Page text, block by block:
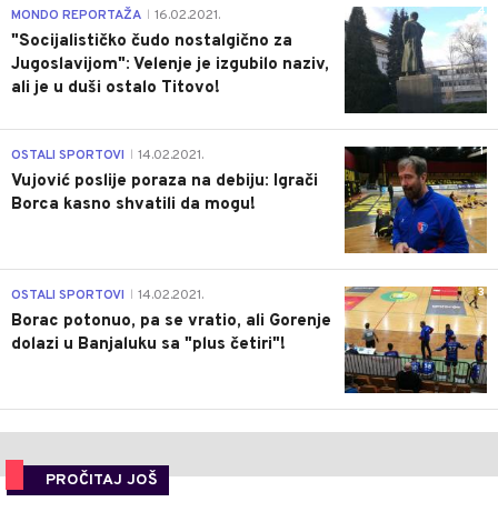
4
MONDO REPORTAŽA 16.02.2021.
"Socijalističko čudo nostalgično za
Jugoslavijom": Velenje je izgubilo naziv,
ali je u duši ostalo Titovo!
1
OSTALI SPORTOVI 14.02.2021.
Vujović poslije poraza na debiju: Igrači
Borca kasno shvatili da mogu!
3
OSTALI SPORTOVI 14.02.2021.
Borac potonuo, pa se vratio, ali Gorenje
dolazi u Banjaluku sa "plus četiri"!
PROČITAJ JOŠ